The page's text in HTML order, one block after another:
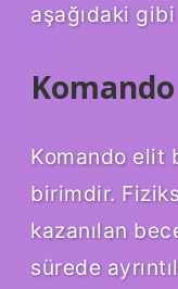
aşağıdaki
Komando elit
birimdir.
kazanılan
sürede